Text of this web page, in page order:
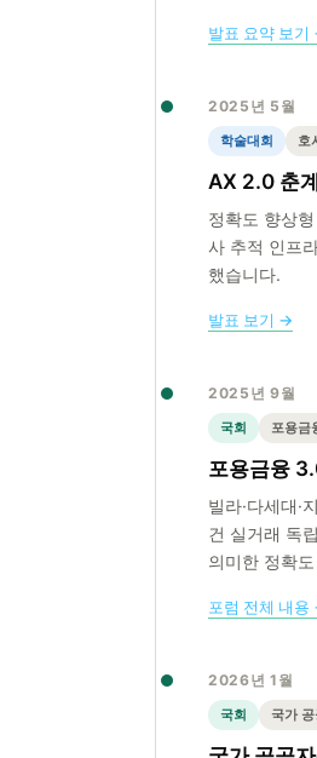
발표 요약 보기
2025년 5월
학술대회 호
AX 2.0 춘
정확도 향상
사 추적 인프
했습니다.
발표 보기 →
2025년 9월
국회 포용금
포용금융
빌라·다세대
건 실거래 독
의미한 정확
포럼 전체 내용
2026년 1월
국회 국가